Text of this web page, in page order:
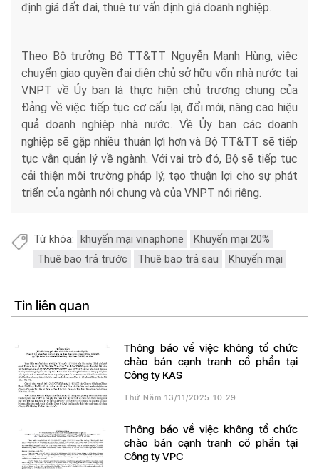
định giá đất đai, thuê tư vấn định giá doanh nghiệp.
Theo Bộ trưởng Bộ TT&TT Nguyễn Mạnh Hùng, việc
chuyển giao quyền đại diện chủ sở hữu vốn nhà nước tại
VNPT về Ủy ban là thực hiện chủ trương chung của
Đảng về việc tiếp tục cơ cấu lại, đổi mới, nâng cao hiệu
quả doanh nghiệp nhà nước. Về Ủy ban các doanh
nghiệp sẽ gặp nhiều thuận lợi hơn và Bộ TT&TT sẽ tiếp
tục vẫn quản lý về ngành. Với vai trò đó, Bộ sẽ tiếp tục
cải thiện môi trường pháp lý, tạo thuận lợi cho sự phát
triển của ngành nói chung và của VNPT nói riêng.
Từ khóa: khuyến mại vinaphone
Khuyến mại 20%
Thuê bao trả trước
Thuê bao trả sau Khuyến mại
Tin liên quan
Thông báo về việc không tổ chức
chào bán cạnh tranh cổ phần tại
Công ty KAS
Thứ Năm 13/11/2025 10:29
Thông báo về việc không tổ chức
chào bán cạnh tranh cổ phần tại
Công ty VPC